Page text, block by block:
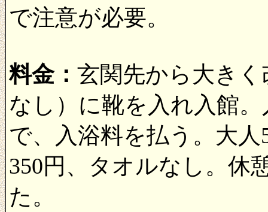
で注意が必要。
料金： 玄関先から大き
なし）に靴を入れ入館
で、入浴料を払う。大人
350円、タオルなし。休
た。